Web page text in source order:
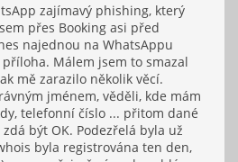
zajímavý phishing, který
přes Booking asi před
najednou na WhatsAppu
Málem jsem to smazal
mě zarazilo několik věcí.
jménem, věděli, kde mám
telefonní číslo ... přitom dané
být OK. Podezřelá byla už
byla registrována ten den,